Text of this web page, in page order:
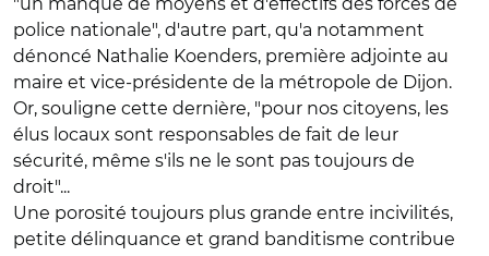
police nationale", d'autre part, qu'a notamment
dénoncé Nathalie Koenders, première adjointe au
maire et vice-présidente de la métropole de Dijon.
Or, souligne cette dernière, "pour nos citoyens, les
élus locaux sont responsables de fait de leur
sécurité, même s'ils ne le sont pas toujours de
droit"...
Une porosité toujours plus grande entre incivilités,
petite délinquance et grand banditisme contribue